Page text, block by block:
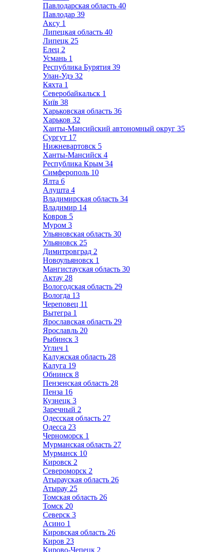
Павлодарская область 40
Павлодар 39
Аксу 1
Липецкая область 40
Липецк 25
Елец 2
Усмань 1
Республика Бурятия 39
Улан-Удэ 32
Кяхта 1
Северобайкальск 1
Київ 38
Харьковская область 36
Харьков 32
Ханты-Мансийский автономный округ 35
Сургут 17
Нижневартовск 5
Ханты-Мансийск 4
Республика Крым 34
Симферополь 10
Ялта 6
Алушта 4
Владимирская область 34
Владимир 14
Ковров 5
Муром 3
Ульяновская область 30
Ульяновск 25
Димитровград 2
Новоульяновск 1
Мангистауская область 30
Актау 28
Вологодская область 29
Вологда 13
Череповец 11
Вытегра 1
Ярославская область 29
Ярославль 20
Рыбинск 3
Углич 1
Калужская область 28
Калуга 19
Обнинск 8
Пензенская область 28
Пенза 16
Кузнецк 3
Заречный 2
Одесская область 27
Одесса 23
Черноморск 1
Мурманская область 27
Мурманск 10
Кировск 2
Североморск 2
Атырауская область 26
Атырау 25
Томская область 26
Томск 20
Северск 3
Асино 1
Кировская область 26
Киров 23
Кирово-Чепецк 2